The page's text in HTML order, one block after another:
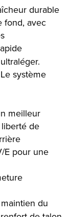
durable
fond, avec
système
meilleur
de
E pour une
du